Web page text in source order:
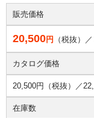
販売価格
20,500円 （税抜）／
カタログ価格
20,500円（税抜）／
在庫数